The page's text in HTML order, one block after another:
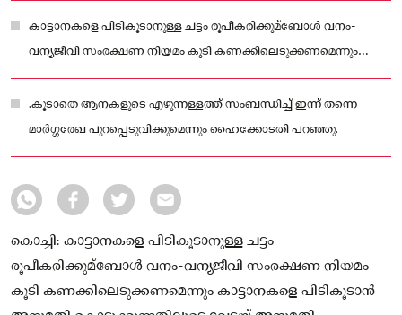
കാട്ടാനകളെ പിടികൂടാനുള്ള ചട്ടം രൂപീകരിക്കുമ്ബോള്‍ വനം-
വന്യജീവി സംരക്ഷണ നിയമം കൂടി കണക്കിലെടുക്കണമെന്നും
കാട്ടാനകളെ പിടികൂടാൻ അനുമതി
.കൂടാതെ ആനകളുടെ എഴുന്നള്ളത്ത് സംബന്ധിച്ച്‌ ഇന്ന് തന്നെ
മാർഗ്ഗരേഖ പുറപ്പെടുവിക്കുമെന്നും ഹൈക്കോടതി പറഞ്ഞു.
കൊച്ചി: കാട്ടാനകളെ പിടികൂടാനുള്ള ചട്ടം
രൂപീകരിക്കുമ്ബോള്‍ വനം-വന്യജീവി സംരക്ഷണ നിയമം
കൂടി കണക്കിലെടുക്കണമെന്നും കാട്ടാനകളെ പിടികൂടാൻ